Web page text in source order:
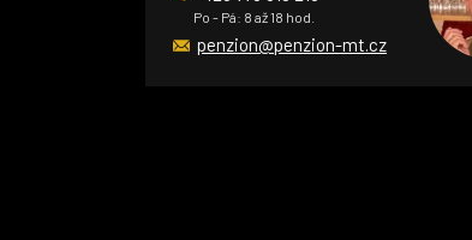
Po - Pá: 8 až 18 hod.
penzion@penzion-mt.cz